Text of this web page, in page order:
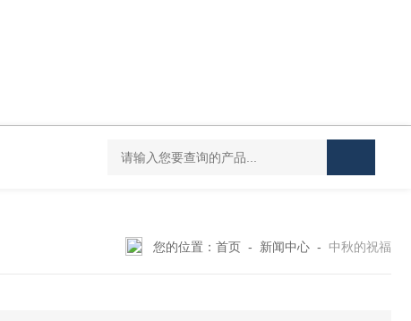
DC-20L低温恒温水浴 HY-100L大容量恒温油浴锅
您的位置： 首页 - 新闻中心 - 中秋的祝福